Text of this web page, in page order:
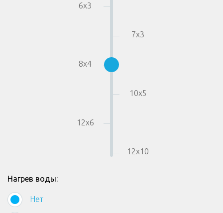
6x3
7x3
8x4
10x5
12x6
12x10
Нагрев воды:
Нет